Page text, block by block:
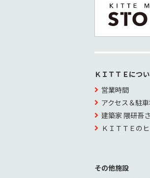
ＫＩＴＴＥにつ
営業時間
アクセス＆駐
建築家 隈研吾
ＫＩＴＴＥの
その他施設